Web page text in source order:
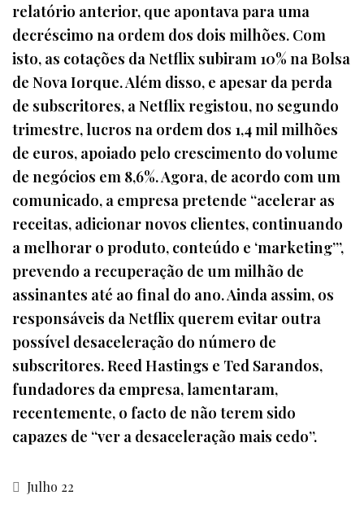
relatório anterior, que apontava para uma
decréscimo na ordem dos dois milhões. Com
isto, as cotações da Netflix subiram 10% na Bolsa
de Nova Iorque. Além disso, e apesar da perda
de subscritores, a Netflix registou, no segundo
trimestre, lucros na ordem dos 1,4 mil milhões
de euros, apoiado pelo crescimento do volume
de negócios em 8,6%. Agora, de acordo com um
comunicado, a empresa pretende “acelerar as
receitas, adicionar novos clientes, continuando
a melhorar o produto, conteúdo e ‘marketing’”,
prevendo a recuperação de um milhão de
assinantes até ao final do ano. Ainda assim, os
responsáveis da Netflix querem evitar outra
possível desaceleração do número de
subscritores. Reed Hastings e Ted Sarandos,
fundadores da empresa, lamentaram,
recentemente, o facto de não terem sido
capazes de “ver a desaceleração mais cedo”.
Julho 22